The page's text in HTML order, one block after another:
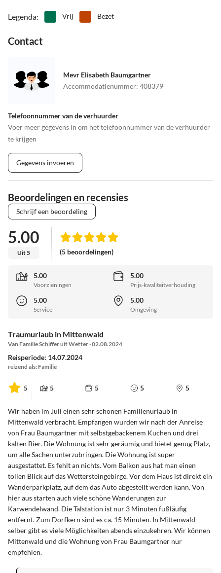
Legenda: Vrij Bezet
Contact
Mevr Elisabeth Baumgartner
Accommodatienummer: 408379
Telefoonnummer van de verhuurder
Voer meer gegevens in om het telefoonnummer van de verhuurder
te krijgen
Gegevens invoeren
Beoordelingen en recensies
Schrijf een beoordeling
5.00
Uit 5 (5 beoordelingen)
5.00
Voorzieningen
5.00
Prijs-kwaliteitverhouding
5.00
Service
5.00
Omgeving
Traumurlaub in Mittenwald
Van Familie Schiffer uit Wetter · 02.08.2024
Reisperiode: 14.07.2024
reizend als: Familie
5 5 5 5 5
Wir haben im Juli einen sehr schönen Familienurlaub in
Mittenwald verbracht. Empfangen wurden wir nach der Anreise
von Frau Baumgartner mit selbstgebackenem Kuchen und drei
kalten Bier. Die Wohnung ist sehr geräumig und bietet genug Platz,
um alle Sachen unterzubringen. Die Wohnung ist super
ausgestattet. Es fehlt an nichts. Vom Balkon aus hat man einen
tollen Blick auf das Wettersteingebirge. Vor dem Haus ist direkt ein
Wanderparkplatz, auf dem das Auto abgestellt werden kann. Von
hier aus starten auch viele schöne Wanderungen zur
Karwendelwand. Die Talstation ist nur 3 Minuten fußläufig
entfernt. Zum Dorfkern sind es ca. 15 Minuten. In Mittenwald
selber gibt es viele Möglichkeiten abends einzukehren. Wir können
Mittenwald und die Wohnung von Frau Baumgartner nur
empfehlen.